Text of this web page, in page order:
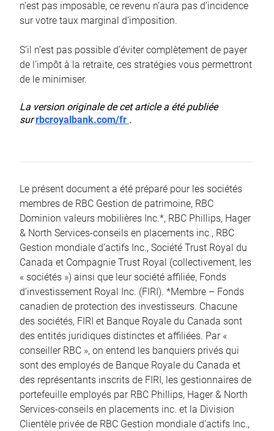
n’est pas imposable, ce revenu n’aura pas d’incidence
sur votre taux marginal d’imposition.
S’il n’est pas possible d’éviter complètement de payer
de l’impôt à la retraite, ces stratégies vous permettront
de le minimiser.
La version originale de cet article a été publiée
surrbcroyalbank.com/fr .
Le présent document a été préparé pour les sociétés
membres de RBC Gestion de patrimoine, RBC
Dominion valeurs mobilières Inc.*, RBC Phillips, Hager
& North Services-conseils en placements inc., RBC
Gestion mondiale d’actifs Inc., Société Trust Royal du
Canada et Compagnie Trust Royal (collectivement, les
« sociétés ») ainsi que leur société affiliée, Fonds
d’investissement Royal Inc. (FIRI). *Membre – Fonds
canadien de protection des investisseurs. Chacune
des sociétés, FIRI et Banque Royale du Canada sont
des entités juridiques distinctes et affiliées. Par «
conseiller RBC », on entend les banquiers privés qui
sont des employés de Banque Royale du Canada et
des représentants inscrits de FIRI, les gestionnaires de
portefeuille employés par RBC Phillips, Hager & North
Services-conseils en placements inc. et la Division
Clientèle privée de RBC Gestion mondiale d’actifs Inc.,